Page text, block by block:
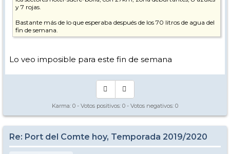
y 7 rojas.
Bastante más de lo que esperaba después de los 70 litros de agua del
fin de semana.
Lo veo imposible para este fin de semana
Karma: 0 - Votos positivos: 0 - Votos negativos: 0
Re: Port del Comte hoy, Temporada 2019/2020